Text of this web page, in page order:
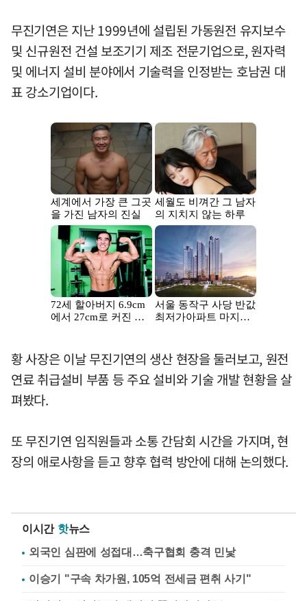
무진기연은 지난 1999년에 설립된 가동원전 유지보수
및 신규원전 건설 보조기기 제조 전문기업으로, 원자력
및 에너지 설비 분야에서 기술력을 인정받는 호남권 대
표 강소기업이다.
황 사장은 이날 무진기연의 생산 현장을 둘러보고, 원전
연료 취급설비 부품 등 주요 설비와 기술 개발 현황을 살
펴봤다.
또 무진기연 임직원들과 소통 간담회 시간을 가지며, 현
장의 애로사항을 듣고 향후 협력 방안에 대해 논의했다.
이시간 핫뉴스
외국인 심판에 성접대…축구협회 충격 민낯
이승기 "구속 차가원, 105억 전세금 편취 사기"